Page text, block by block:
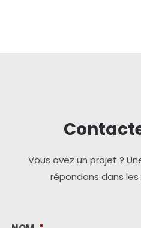
Vous avez un projet ?
répondons dans